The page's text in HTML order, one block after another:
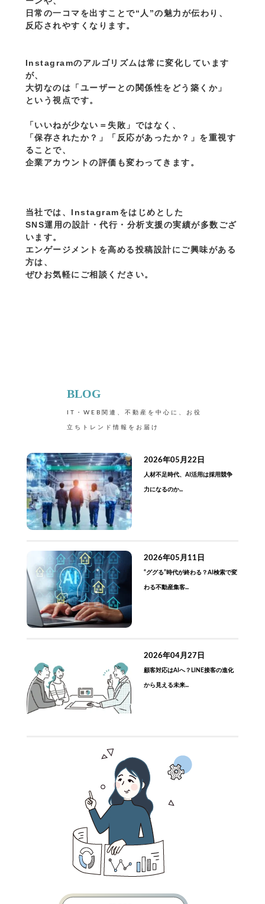
日常の一コマを出すことで“人”の魅力が伝わり、
反応されやすくなります。
Instagramのアルゴリズムは常に変化しています
が、
大切なのは「ユーザーとの関係性をどう築くか」
という視点です。
「いいねが少ない＝失敗」ではなく、
「保存されたか？」「反応があったか？」を重視す
ることで、
企業アカウントの評価も変わってきます。
当社では、Instagramをはじめとした
SNS運用の設計・代行・分析支援の実績が多数ござ
います。
エンゲージメントを高める投稿設計にご興味がある
方は、
ぜひお気軽にご相談ください。
BLOG
IT・WEB関連、不動産を中心に、お役
立ちトレンド情報をお届け
2026年05月22日
人材不足時代、AI活用は採用競争
力になるのか...
2026年05月11日
“ググる”時代が終わる？AI検索で変
わる不動産集客...
2026年04月27日
顧客対応はAIへ？LINE接客の進化
から見える未来...